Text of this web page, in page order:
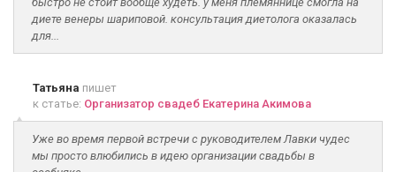
диете венеры шариповой. консультация диетолога оказалась
для...
Татьяна пишет
к статье: Организатор свадеб Екатерина Акимова
Уже во время первой встречи с руководителем Лавки чудес
мы просто влюбились в идею организации свадьбы в